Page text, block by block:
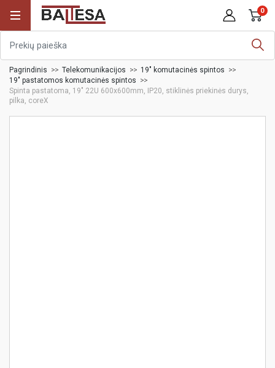
0
Pagrindinis Telekomunikacijos
19" komutacinės spintos
19" pastatomos komutacinės spintos
Spinta pastatoma, 19" 22U 600x600mm, IP20, stiklinės priekinės durys,
pilka, coreX